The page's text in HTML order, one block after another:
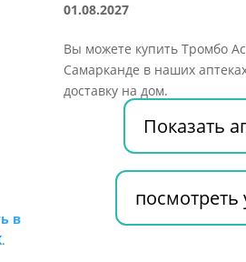
01.08.2027
Вы можете купить Тромбо
Самарканде в наших
доставку на дом.
Показать
в
.
посмотреть